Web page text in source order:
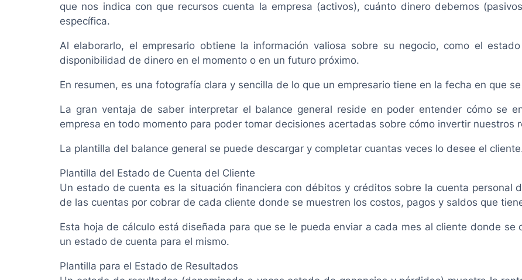
que nos indica con que recursos cuenta la empresa (activos), cuánto dinero debemos
específica.
Al elaborarlo, el empresario obtiene la información valiosa sobre su negocio, como el
disponibilidad de dinero en el momento o en un futuro próximo.
En resumen, es una fotografía clara y sencilla de lo que un empresario tiene en la fecha en que
La gran ventaja de saber interpretar el balance general reside en poder entender cómo se
empresa en todo momento para poder tomar decisiones acertadas sobre cómo invertir nuestros
La plantilla del balance general se puede descargar y completar cuantas veces lo desee el
Plantilla del Estado de Cuenta del Cliente
Un estado de cuenta es la situación financiera con débitos y créditos sobre la cuenta personal
de las cuentas por cobrar de cada cliente donde se muestren los costos, pagos y saldos que
Esta hoja de cálculo está diseñada para que se le pueda enviar a cada mes al cliente donde
un estado de cuenta para el mismo.
Plantilla para el Estado de Resultados